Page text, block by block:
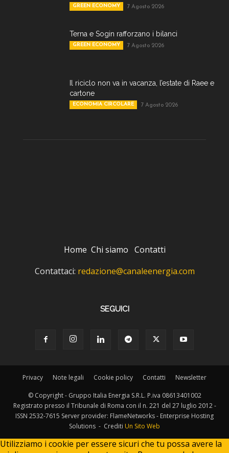
GREEN ECONOMY 7 Agosto 2026
Terna e Sogin rafforzano i bilanci
GREEN ECONOMY 7 Agosto 2026
Il riciclo non va in vacanza, l’estate di Raee e
cartone
ECONOMIA CIRCOLARE 7 Agosto 2026
Home Chi siamo Contatti
Contattaci: redazione@canaleenergia.com
SEGUICI
Privacy Note legali Cookie policy Contatti Newsletter
© Copyright - Gruppo Italia Energia S.R.L. P.iva 08613401002
Registrato presso il Tribunale di Roma con il n. 221 del 27 luglio 2012 -
ISSN 2532-7615 Server provider: FlameNetworks - Enterprise Hosting
Solutions - Crediti Un Sito Web
Utilizziamo i cookie per essere sicuri che tu possa avere la